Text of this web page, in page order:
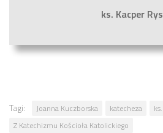
ks. Kacper
Tagi: Joanna Kuczborska katecheza
Z Katechizmu Kościoła Katolickiego